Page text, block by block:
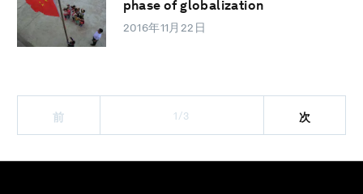
phase of globalization
2016年11月22日
前 1/3 次